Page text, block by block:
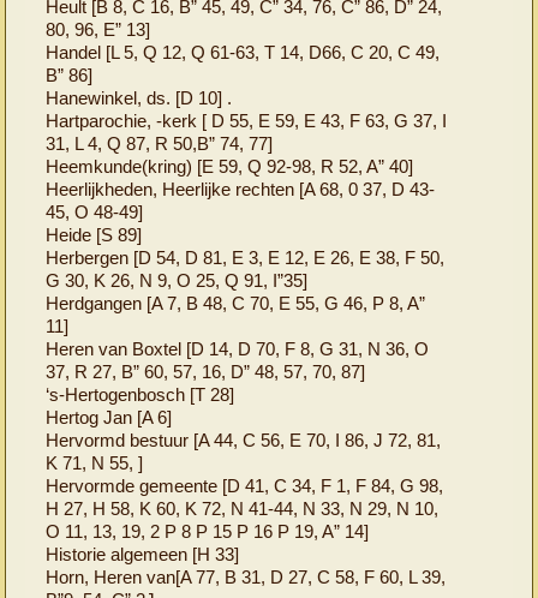
Heult [B 8, C 16, B” 45, 49, C” 34, 76, C” 86, D” 24,
80, 96, E” 13]
Handel [L 5, Q 12, Q 61-63, T 14, D66, C 20, C 49,
B” 86]
Hanewinkel, ds. [D 10] .
Hartparochie, -kerk [ D 55, E 59, E 43, F 63, G 37, I
31, L 4, Q 87, R 50,B” 74, 77]
Heemkunde(kring) [E 59, Q 92-98, R 52, A” 40]
Heerlijkheden, Heerlijke rechten [A 68, 0 37, D 43-
45, O 48-49]
Heide [S 89]
Herbergen [D 54, D 81, E 3, E 12, E 26, E 38, F 50,
G 30, K 26, N 9, O 25, Q 91, I”35]
Herdgangen [A 7, B 48, C 70, E 55, G 46, P 8, A”
11]
Heren van Boxtel [D 14, D 70, F 8, G 31, N 36, O
37, R 27, B” 60, 57, 16, D” 48, 57, 70, 87]
‘s-Hertogenbosch [T 28]
Hertog Jan [A 6]
Hervormd bestuur [A 44, C 56, E 70, I 86, J 72, 81,
K 71, N 55, ]
Hervormde gemeente [D 41, C 34, F 1, F 84, G 98,
H 27, H 58, K 60, K 72, N 41-44, N 33, N 29, N 10,
O 11, 13, 19, 2 P 8 P 15 P 16 P 19, A” 14]
Historie algemeen [H 33]
Horn, Heren van[A 77, B 31, D 27, C 58, F 60, L 39,